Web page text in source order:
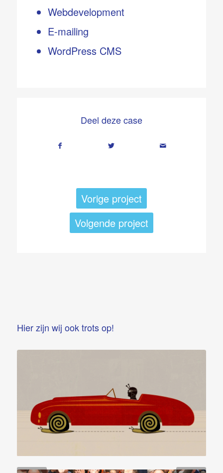
Webdevelopment
E-mailing
WordPress CMS
Deel deze case
Vorige project
Volgende project
Hier zijn wij ook trots op!